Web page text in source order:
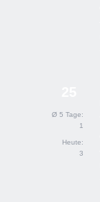
Ø 5 Tage:
1
Heute:
3